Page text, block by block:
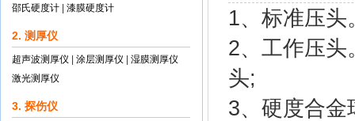
邵氏硬度计
漆膜硬度计
2. 测厚仪
超声波测厚仪 涂层测厚仪
湿膜测厚仪
激光测厚仪
3. 探伤仪
1、标准压
2、工作压头
头;
3、硬度合金